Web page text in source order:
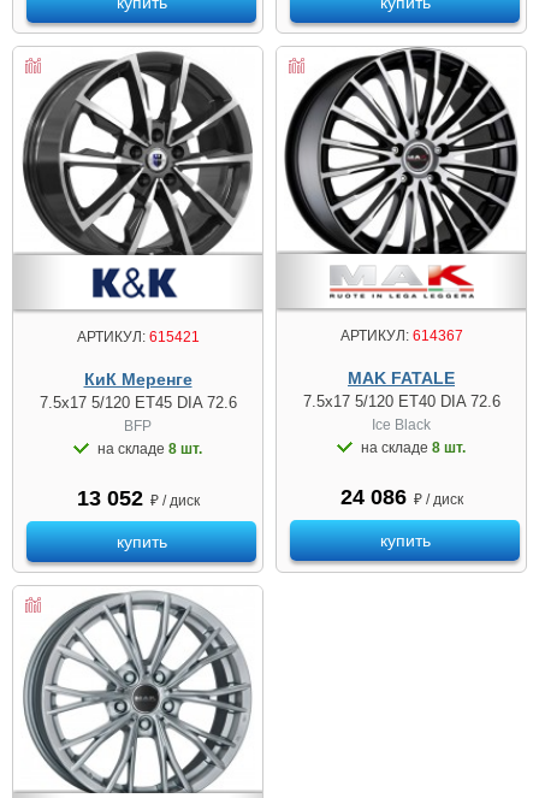
АРТИКУЛ:615421
КиК Меренге
7.5x17 5/120 ET45 DIA 72.6
BFP
на складе 8 шт.
13 052 ₽ / диск
купить
АРТИКУЛ:614367
MAK FATALE
7.5x17 5/120 ET40 DIA 72.6
Ice Black
на складе 8 шт.
24 086 ₽ / диск
купить